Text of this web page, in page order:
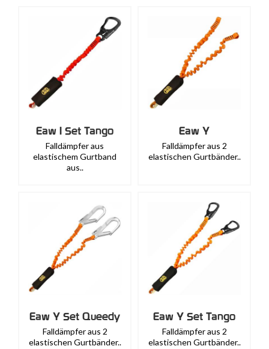
Eaw I Set Tango
Falldämpfer aus
elastischem Gurtband
aus..
Eaw Y
Falldämpfer aus 2
elastischen Gurtbänder..
Eaw Y Set Queedy
Falldämpfer aus 2
elastischen Gurtbänder..
Eaw Y Set Tango
Falldämpfer aus 2
elastischen Gurtbänder..